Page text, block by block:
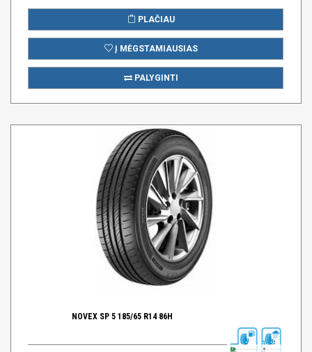
PLAČIAU
Į MĖGSTAMIAUSIAS
PALYGINTI
NOVEX SP 5 185/65 R14 86H